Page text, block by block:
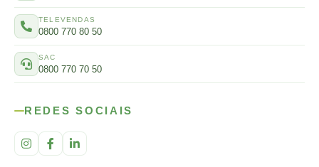
TELEVENDAS
0800 770 80 50
SAC
0800 770 70 50
REDES SOCIAIS